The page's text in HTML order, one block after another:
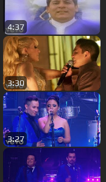
4:37
3:30
3:27